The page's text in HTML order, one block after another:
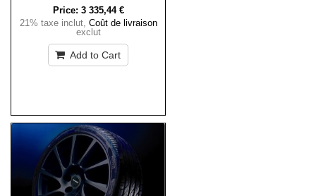
Price: 3 335,44 €
21% taxe inclut, Coût de livraison
exclut
Add to Cart